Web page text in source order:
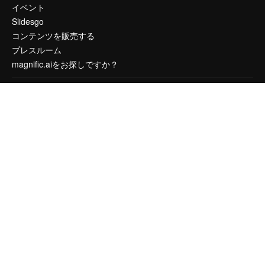
イベント
Slidesgo
コンテンツを販売する
プレスルーム
magnific.aiをお探しですか？